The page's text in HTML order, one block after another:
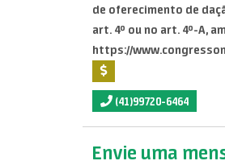
de oferecimento de
art. 4º ou no art. 4º-A,
https://
(41)99720-6464
Envie uma